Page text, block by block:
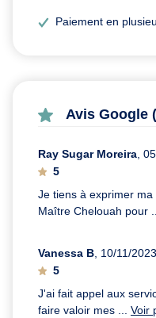
Paiement en
Avis Google (
Ray Sugar Moreira,
5
Je tiens à exprimer
Maître Chelouah pour
Vanessa B, 10/11/2023
5
J'ai fait appel aux
faire valoir mes ... Voir